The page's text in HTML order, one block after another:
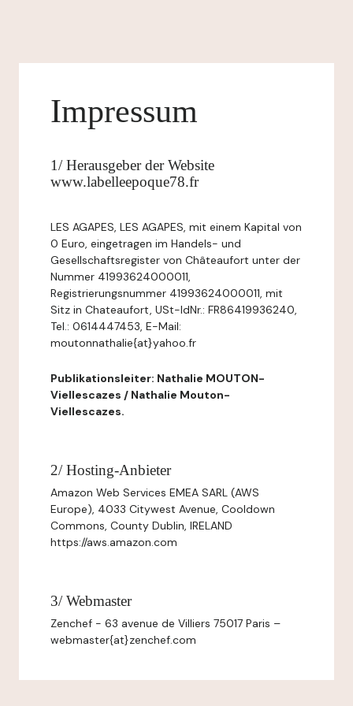
Impressum
1/ Herausgeber der Website
www.labelleepoque78.fr
LES AGAPES, LES AGAPES, mit einem Kapital von
0 Euro, eingetragen im Handels- und
Gesellschaftsregister von Châteaufort unter der
Nummer 41993624000011,
Registrierungsnummer 41993624000011, mit
Sitz in Chateaufort, USt-IdNr.: FR86419936240,
Tel.: 0614447453, E-Mail:
moutonnathalie{at}yahoo.fr
Publikationsleiter: Nathalie MOUTON-
Viellescazes / Nathalie Mouton-
Viellescazes.
2/ Hosting-Anbieter
Amazon Web Services EMEA SARL (AWS
Europe), 4033 Citywest Avenue, Cooldown
Commons, County Dublin, IRELAND
https://aws.amazon.com
3/ Webmaster
Zenchef - 63 avenue de Villiers 75017 Paris –
webmaster{at}zenchef.com